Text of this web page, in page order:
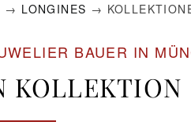
→ LONGINES →
BAUER IN
KOLLEKTION